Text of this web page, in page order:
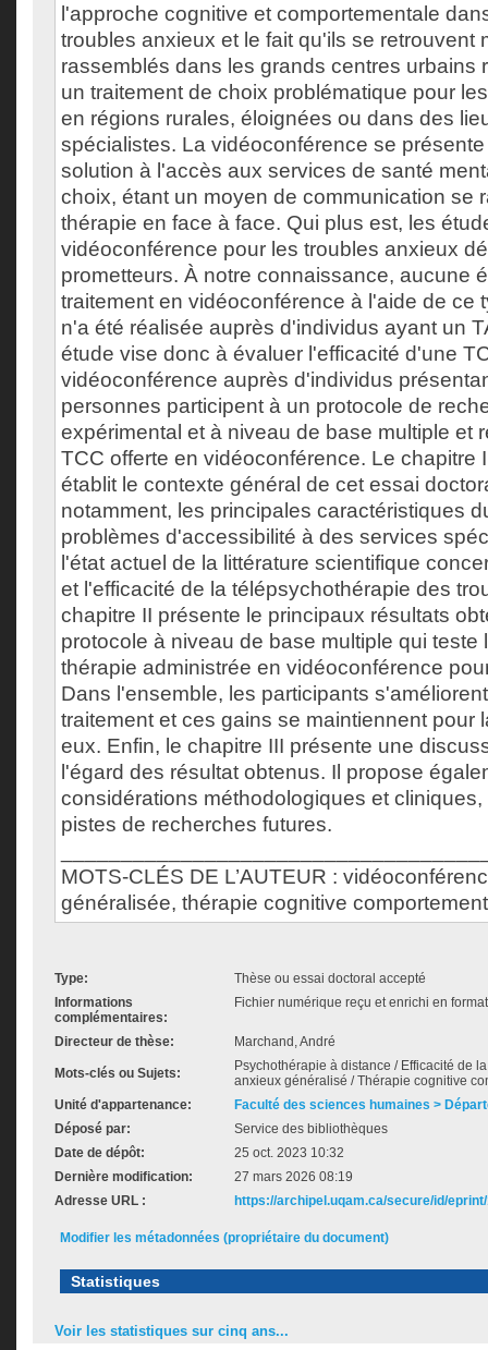
l'approche cognitive et comportementale
troubles anxieux et le fait qu'ils se retrouvent
rassemblés dans les grands centres urbains
un traitement de choix problématique pour
en régions rurales, éloignées ou dans des
spécialistes. La vidéoconférence se
solution à l'accès aux services de santé
choix, étant un moyen de communication se
thérapie en face à face. Qui plus est, les
vidéoconférence pour les troubles anxieux
prometteurs. À notre connaissance, aucune
traitement en vidéoconférence à l'aide de ce
n'a été réalisée auprès d'individus ayant un
étude vise donc à évaluer l'efficacité d'une
vidéoconférence auprès d'individus
personnes participent à un protocole de
expérimental et à niveau de base multiple et
TCC offerte en vidéoconférence. Le chapitre
établit le contexte général de cet essai
notamment, les principales caractéristiques
problèmes d'accessibilité à des services
l'état actuel de la littérature scientifique
et l'efficacité de la télépsychothérapie des
chapitre II présente le principaux résultats
protocole à niveau de base multiple qui teste
thérapie administrée en vidéoconférence
Dans l'ensemble, les participants
traitement et ces gains se maintiennent pour
eux. Enfin, le chapitre III présente une
l'égard des résultat obtenus. Il propose
considérations méthodologiques et
pistes de recherches futures.
MOTS-CLÉS DE L’AUTEUR :
généralisée, thérapie cognitive
Type:
Thèse ou essai doctoral accepté
Informations
complémentaires:
Fichier numérique reçu et enrichi en
Directeur de thèse: Marchand, André
Mots-clés ou Sujets:
Psychothérapie à distance / Efficacité de
anxieux généralisé / Thérapie cognitive
Unité d'appartenance:
Faculté des sciences humaines >
Déposé par:
Service des bibliothèques
Date de dépôt:
25 oct. 2023 10:32
Dernière modification:
27 mars 2026 08:19
Adresse URL :
https://archipel.uqam.ca/secure/id/
Modifier les métadonnées (propriétaire du document)
Statistiques
Voir les statistiques sur cinq ans...